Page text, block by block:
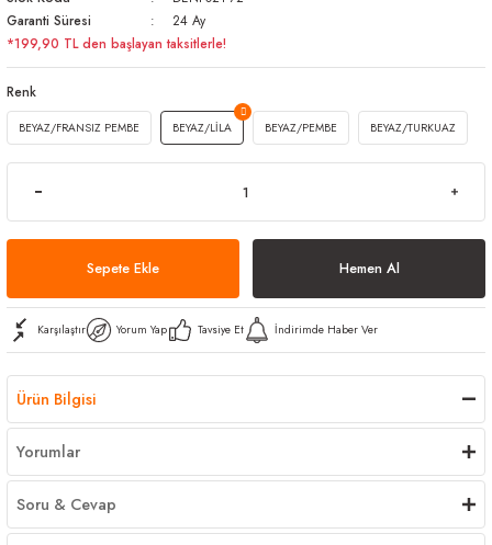
Bezler
Garanti Süresi
24 Ay
*199,90 TL den başlayan taksitlerle!
Renk
BEYAZ/FRANSIZ PEMBE BEYAZ/LİLA BEYAZ/PEMBE BEYAZ/TURKUAZ
Sepete Ekle Hemen Al
Karşılaştır Yorum Yap Tavsiye Et İndirimde Haber Ver
Ürün Bilgisi
Yorumlar
Soru & Cevap